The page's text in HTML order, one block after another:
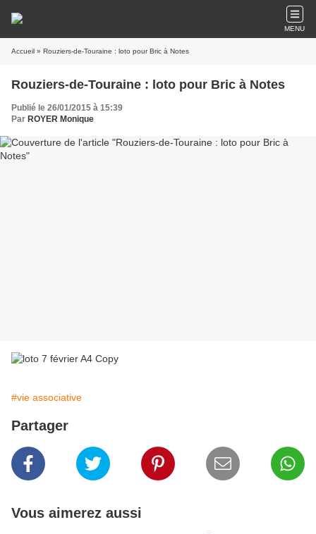
MENU
Accueil » Rouziers-de-Touraine : loto pour Bric à Notes
Rouziers-de-Touraine : loto pour Bric à Notes
Publié le 26/01/2015 à 15:39
Par ROYER Monique
#vie associative
Partager
Vous aimerez aussi